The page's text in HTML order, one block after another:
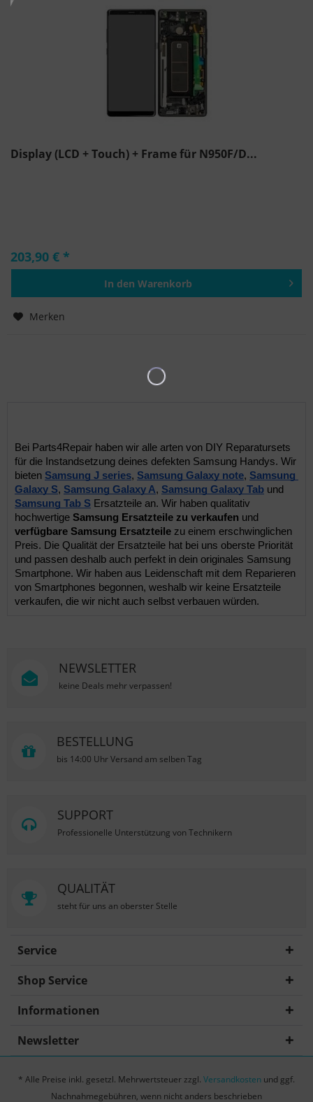
Display (LCD + Touch) + Frame für N950F/D...
203,90 € *
In den Warenkorb
Merken
Bei Parts4Repair haben wir alle arten von DIY Reparatursets
für die Instandsetzung deines defekten Samsung Handys. Wir
bieten Samsung J series, Samsung Galaxy note, Samsung
Galaxy S, Samsung Galaxy A, Samsung Galaxy Tab
Samsung Tab S Ersatzteile an. Wir haben qualitativ
hochwertige Samsung Ersatzteile zu verkaufen
verfügbare Samsung Ersatzteile zu einem erschwinglichen
Preis. Die Qualität der Ersatzteile hat bei uns oberste Priorität
und passen deshalb auch perfekt in dein originales Samsung
Smartphone. Wir haben aus Leidenschaft mit dem Reparieren
von Smartphones begonnen, weshalb wir keine Ersatzteile
verkaufen, die wir nicht auch selbst verbauen würden.
NEWSLETTER
keine Deals mehr verpassen!
BESTELLUNG
bis 14:00 Uhr Versand am selben Tag
SUPPORT
Professionelle Unterstützung von Technikern
QUALITÄT
steht für uns an oberster Stelle
Service
Shop Service
Informationen
Newsletter
* Alle Preise inkl. gesetzl. Mehrwertsteuer zzgl. Versandkosten und ggf.
Nachnahmegebühren, wenn nicht anders beschrieben